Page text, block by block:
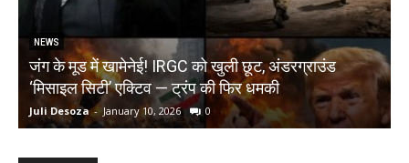
NEWS
जंग के मूड में खामेनेई! IRGC को खुली छूट, अंडरग्राउंड
‘मिसाइल सिटी’ एक्टिव — ट्रंप की फिर धमकी
Juli Desoza - January 10, 2026 0